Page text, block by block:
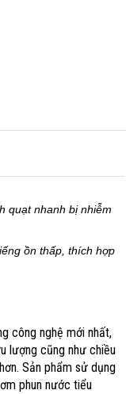
quạt nhanh bị nhiễm
ồn thấp, thích hợp
công nghệ mới nhất,
lượng cũng như chiều
Sản phẩm sử dụng
phun nước tiểu